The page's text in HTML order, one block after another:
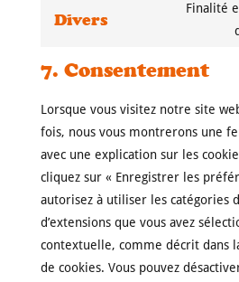
Divers
Finalité
7. Consentement
Lorsque vous visitez notre site
fois, nous vous montrerons une
avec une explication sur les
cliquez sur « Enregistrer les
autorisez à utiliser les catégories
d’extensions que vous avez
contextuelle, comme décrit dans
de cookies. Vous pouvez